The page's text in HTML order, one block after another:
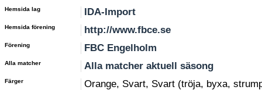
Hemsida lag IDA-Import
Hemsida förening http://www.fbce.se
Förening FBC Engelholm
Alla matcher Alla matcher aktuell säsong
Färger Orange, Svart, Svart (tröja, byxa,